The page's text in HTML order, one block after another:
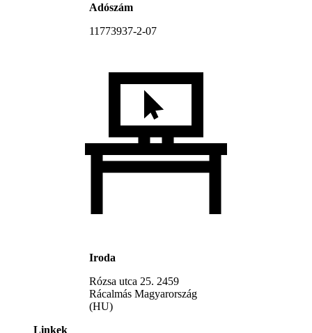
Adószám
11773937-2-07
Iroda
Rózsa utca 25. 2459
Rácalmás Magyarország
(HU)
Linkek